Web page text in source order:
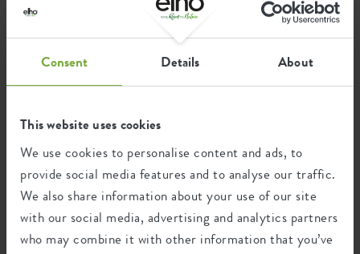
Consent Details About
This website uses cookies
We use cookies to personalise content and ads, to
provide social media features and to analyse our traffic.
We also share information about your use of our site
with our social media, advertising and analytics partners
who may combine it with other information that you’ve
Certificaten Garantie
99
UV-beschermd
vorstbestendig